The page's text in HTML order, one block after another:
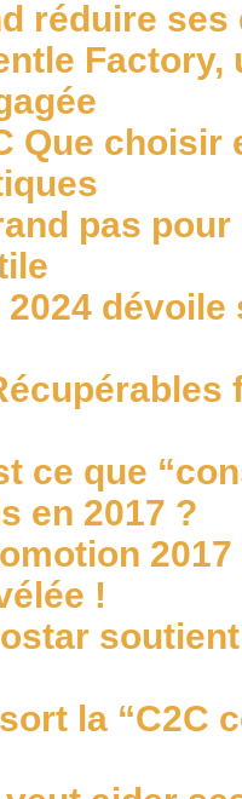
réduire
Que
pas
2024
ce que
en 2017 ?
!
la “C2C